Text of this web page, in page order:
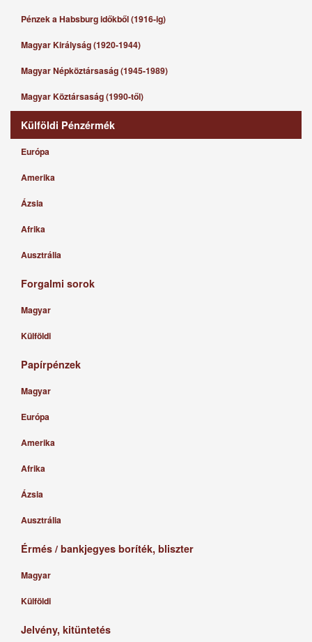
Pénzek a Habsburg időkből (1916-ig)
Magyar Királyság (1920-1944)
Magyar Népköztársaság (1945-1989)
Magyar Köztársaság (1990-től)
Külföldi Pénzérmék
Európa
Amerika
Ázsia
Afrika
Ausztrália
Forgalmi sorok
Magyar
Külföldi
Papírpénzek
Magyar
Európa
Amerika
Afrika
Ázsia
Ausztrália
Érmés / bankjegyes boríték, bliszter
Magyar
Külföldi
Jelvény, kitüntetés